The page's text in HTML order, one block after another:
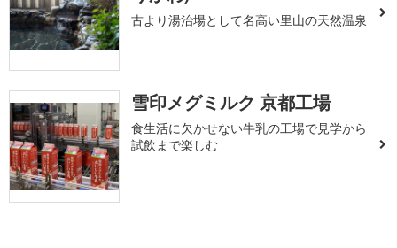
古より湯治場として名高い里山の天然温泉
雪印メグミルク 京都工場
食生活に欠かせない牛乳の工場で見学から
試飲まで楽しむ